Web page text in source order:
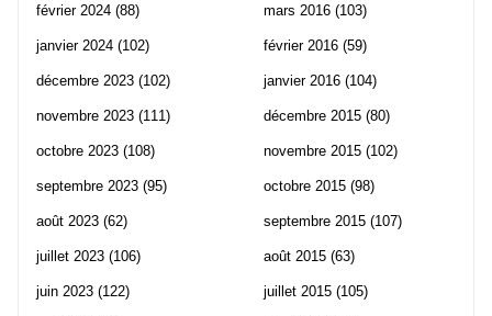
février 2024 (88)
janvier 2024 (102)
décembre 2023 (102)
novembre 2023 (111)
octobre 2023 (108)
septembre 2023 (95)
août 2023 (62)
juillet 2023 (106)
juin 2023 (122)
mars 2016 (103)
février 2016 (59)
janvier 2016 (104)
décembre 2015 (80)
novembre 2015 (102)
octobre 2015 (98)
septembre 2015 (107)
août 2015 (63)
juillet 2015 (105)